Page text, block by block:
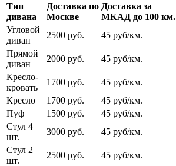
Тип
дивана
Доставка по
Москве
Доставка за
МКАД до 100 км.
Угловой
диван
2500 руб. 45 руб/км.
Прямой
диван
2000 руб. 45 руб/км.
Кресло-
кровать
1700 руб. 45 руб/км.
Кресло
1700 руб. 45 руб/км.
Пуф
1500 руб. 45 руб/км.
Стул 4
шт.
3000 руб. 45 руб/км.
Стул 2
шт.
2500 руб. 45 руб/км.